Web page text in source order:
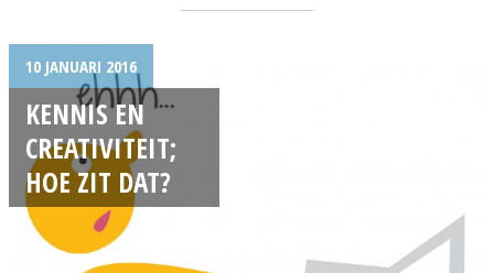
10 JANUARI 2016
KENNIS EN
CREATIVITEIT;
HOE ZIT DAT?